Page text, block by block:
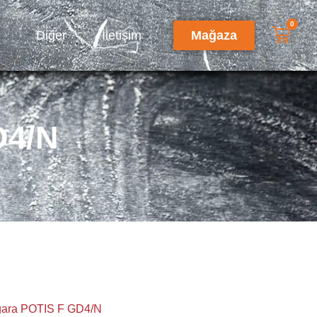
Diğer İletişim Mağaza
0
N
POTIS F GD4/N